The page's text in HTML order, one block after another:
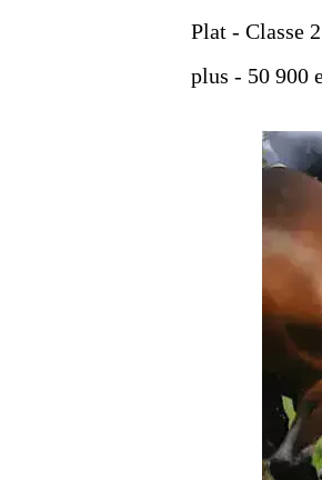
Plat - Classe
plus - 50 900